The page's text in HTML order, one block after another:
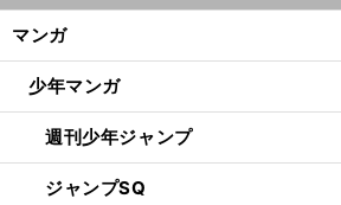
マンガ
少年マンガ
週刊少年ジャンプ
ジャンプSQ